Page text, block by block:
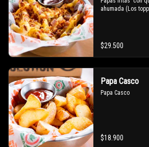
ahumada (Los
$29.500
Papa Casco
Papa Casco
$18.900